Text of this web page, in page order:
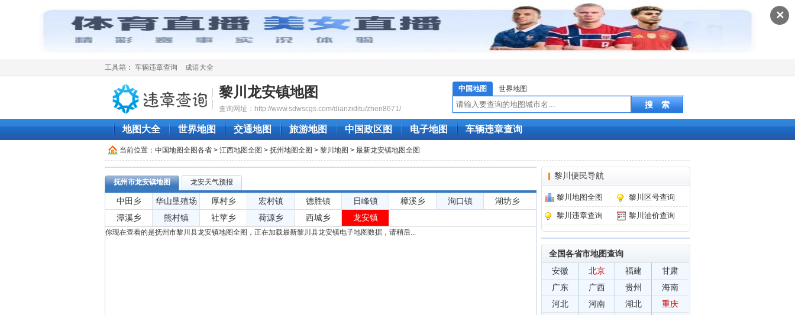
✕
工具箱： 车辆违章查询 成语大全
黎川龙安镇地图
查询网址：http://www.sdwscgs.com/dianziditu/zhen8671/
中国地图 世界地图
地图大全 世界地图 交通地图 旅游地图 中国政区图 电子地图 车辆违章查询
当前位置： 中国地图全图各省 > 江西地图全图 > 抚州地图全图 > 黎川地图 > 最新龙安镇地图全图
抚州市龙安镇地图 龙安天气预报
中田乡 华山垦殖场 厚村乡 宏村镇 德胜镇 日峰镇 樟溪乡 洵口镇
湖坊乡
潭溪乡
熊村镇 社苹乡 荷源乡 西城乡 龙安镇
你现在查看的是抚州市黎川县龙安镇地图全图，正在加载最新黎川县龙安镇电子地图数据，请稍后...
黎川便民导航
黎川地图全图 黎川区号查询
黎川违章查询 黎川油价查询
全国各省市地图查询
安徽
北京 福建
甘肃
广东
广西 贵州
海南
河北
河南 湖北
重庆